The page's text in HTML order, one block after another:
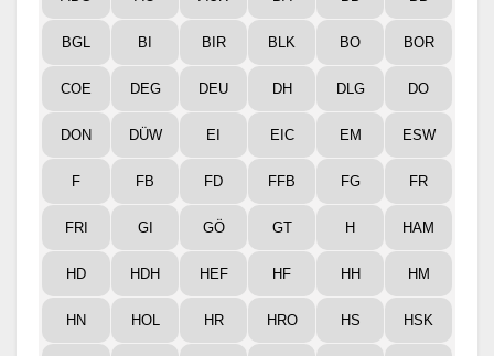
BGL BI BIR BLK BO BOR
COE DEG DEU DH DLG DO
DON DÜW EI EIC EM ESW
F FB FD FFB FG FR
FRI GI GÖ GT H HAM
HD HDH HEF HF HH HM
HN HOL HR HRO HS HSK